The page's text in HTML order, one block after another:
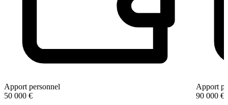
Apport personnel
50 000 €
Apport
90 000 €